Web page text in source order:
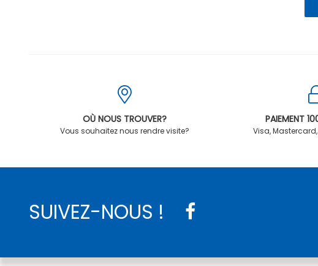
OÙ NOUS TROUVER?
Vous souhaitez nous rendre visite?
PAIEMENT
Visa,
SUIVEZ-NOUS !